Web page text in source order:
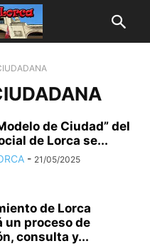
de Ciudad” del
de Lorca se...
- 21/05/2025
de Lorca
un proceso de
consulta y...